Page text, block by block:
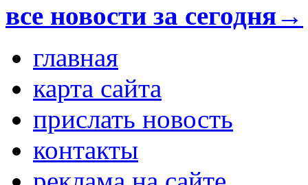
все новости за сегодня→
главная
карта сайта
прислать новость
контакты